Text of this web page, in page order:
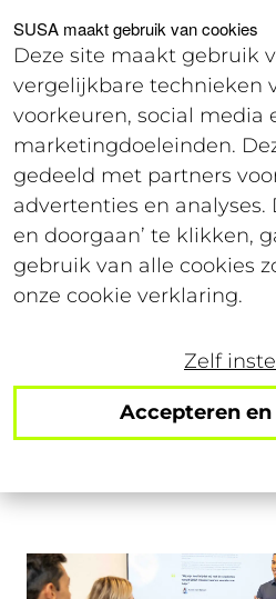
SUSA maakt gebruik van cookies
Deze site maakt gebruik
vergelijkbare technieken
voorkeuren, social media
marketingdoeleinden.
gedeeld met partners
advertenties en analyses.
en doorgaan’ te klikken,
gebruik van alle cookies
onze cookie verklaring.
Zelf
Accepteren
Voor studenten Voor
contracten
‘baanvinders’